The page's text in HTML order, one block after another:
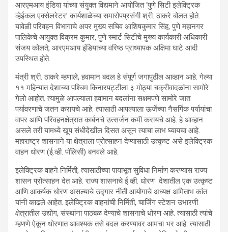
आरएमआय इंडिया यांच्या संयुक्त विद्यमाने आयोजित ‘पुणे सिटी इलेक्ट्रिक
व्हेईकल एक्सेलरेटर’ कार्यशाळेच्या समारोपप्रसंगी श्री. ठाकरे बोलत होते.
यावेळी परिवहन विभागाचे अपर मुख्य सचिव आशिषकुमार सिंह, पुणे महानगर
पालिकेचे आयुक्त विक्रम कुमार, पुणे स्मार्ट सिटीचे मुख्य कार्यकारी अधिकारी
संजय कोलते, आरएमआय इंडियाच्या वरिष्ठ प्राध्यापक अक्षिमा घाटे आदी
उपस्थित होते.
मंत्री श्री. ठाकरे म्हणाले, हवामान बदल हे संपूर्ण जगापुढील आव्हान आहे. गेल्या
११ महिन्यात देशाच्या पश्चिम किनारपट्टीला ३ मोठ्या चक्रीवादळांना सामोरे
गेलो आहोत. त्यामुळे आपल्याला हवामान बदलांना सक्षमपणे सामोरे जात
पर्यावरणाचे जतन करायचे आहे. त्यासाठी आपल्याला ऊर्जेच्या नैसर्गिक पर्यायांचा
वापर आणि परिवहनक्षेत्रात कार्बनचे उत्सर्जन कमी करायचे आहे. हे आव्हान
असले तरी यामध्ये खूप संधीदेखील दिसत असून त्याचा लाभ घ्यायचा आहे.
महाराष्ट्र शासनाने या क्षेत्राला प्रोत्साहन देण्यासाठी उत्कृष्ट असे इलेक्ट्रिक
वाहन धोरण (ई.व्ही. पॉलिसी) बनवले आहे.
इलेक्ट्रिक वाहने निर्मिती, त्यासाठीच्या पायाभूत सुविधा निर्माण करण्यास राज्य
शासन प्रोत्साहन देत आहे. राज्य शासनाचे ई.व्ही. धोरण देशातील एक उत्कृष्ट
आणि आकर्षक धोरण असल्याचे उद्गार नीती आयोगाचे अध्यक्ष अमिताभ कांत
यांनी काढले आहेत. इलेक्ट्रिक वाहनांची निर्मिती, चार्जिंग स्टेशन उभारणी
क्षेत्रातील उद्योग, संस्थांना पाठबळ देण्याचे शासनाचे धोरण आहे. त्यासाठी त्यांचे
म्हणणे ऐकून धोरणात आवश्यक तसे बदल करण्यावर आमचा भर आहे. त्यासाठी